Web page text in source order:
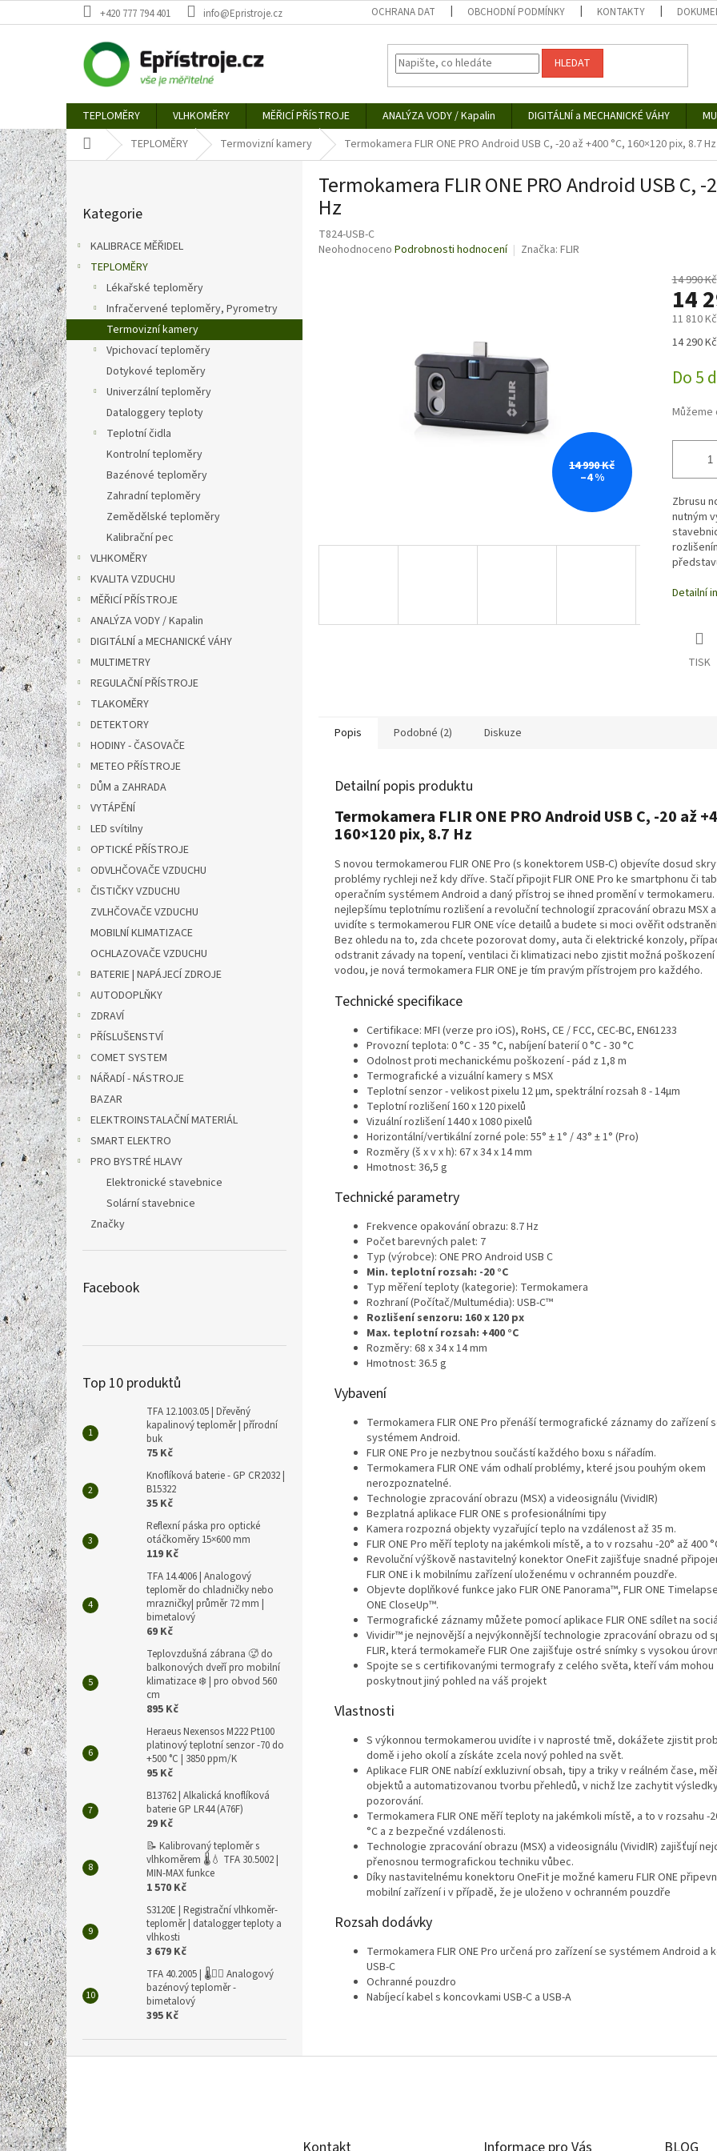
na
+420 777 794 401 info@Epristroje.cz OCHRANA DAT OBCHODNÍ PODMÍNKY KONTAKTY
HLEDAT
TEPLOMĚRY VLHKOMĚRY MĚŘICÍ PŘÍSTROJE ANALÝZA VODY / Kapalin DIGITÁLNÍ a MECHANICKÉ VÁHY
Domů TEPLOMĚRY Termovizní kamery Termokamera FLIR ONE PRO Android USB C, -20 až +400 °C, 160×120 pix, 8.7 Hz
P
o
s
t
r
a
n
n
í
p
a
n
e
l
kategorie
Kategorie
KALIBRACE MĚŘIDEL
TEPLOMĚRY
Lékařské teploměry
Infračervené teploměry, Pyrometry
Termovizní kamery
Vpichovací teploměry
Dotykové teploměry
Univerzální teploměry
Dataloggery teploty
Teplotní čidla
Kontrolní teploměry
Bazénové teploměry
Zahradní teploměry
Zemědělské teploměry
Kalibrační pec
VLHKOMĚRY
KVALITA VZDUCHU
MĚŘICÍ PŘÍSTROJE
ANALÝZA VODY / Kapalin
DIGITÁLNÍ a MECHANICKÉ VÁHY
MULTIMETRY
REGULAČNÍ PŘÍSTROJE
TLAKOMĚRY
DETEKTORY
HODINY - ČASOVAČE
METEO PŘÍSTROJE
DŮM a ZAHRADA
VYTÁPĚNÍ
LED svítilny
OPTICKÉ PŘÍSTROJE
ODVLHČOVAČE VZDUCHU
ČISTIČKY VZDUCHU
ZVLHČOVAČE VZDUCHU
MOBILNÍ KLIMATIZACE
OCHLAZOVAČE VZDUCHU
BATERIE | NAPÁJECÍ ZDROJE
AUTODOPLŇKY
ZDRAVÍ
PŘÍSLUŠENSTVÍ
COMET SYSTEM
NÁŘADÍ - NÁSTROJE
BAZAR
ELEKTROINSTALAČNÍ MATERIÁL
SMART ELEKTRO
PRO BYSTRÉ HLAVY
Elektronické stavebnice
Solární stavebnice
Značky
Facebook
Top 10 produktů
TFA 12.1003.05 | Dřevěný
kapalinový teploměr | přírodní
buk
75 Kč
Knoflíková baterie - GP CR2032 |
B15322
35 Kč
Reflexní páska pro optické
otáčkoměry 15×600 mm
119 Kč
TFA 14.4006 | Analogový
teploměr do chladničky nebo
mrazničky| průměr 72 mm |
bimetalový
69 Kč
Teplovzdušná zábrana 🥵 do
balkonových dveří pro mobilní
klimatizace ❄️ | pro obvod 560
cm
895 Kč
Heraeus Nexensos M222 Pt100
platinový teplotní senzor -70 do
+500 °C | 3850 ppm/K
95 Kč
B13762 | Alkalická knoflíková
baterie GP LR44 (A76F)
29 Kč
📝 Kalibrovaný teploměr s
vlhkoměrem 🌡️💧 TFA 30.5002 |
MIN-MAX funkce
1 570 Kč
S3120E | Registrační vlhkoměr-
teploměr | datalogger teploty a
vlhkosti
3 679 Kč
TFA 40.2005 | 🌡️🏊‍♀️ Analogový
bazénový teploměr -
bimetalový
395 Kč
Termokamera FLIR ONE PRO Android USB C,
Hz
T824-USB-C
Průměrné
Neohodnoceno Podrobnosti hodnocení Značka: FLIR
14 990 Kč
–4 %
14 990 Kč
14
11 810
Měrná
14 290
Do 5
Zbrusu
nutným
Detailní
TISK
Popis Podobné (2) Diskuze
Detailní popis produktu
Termokamera FLIR ONE PRO Android USB C, -20 až
160×120 pix, 8.7 Hz
S novou termokamerou FLIR ONE Pro (s konektorem USB-C) objevíte dosud
problémy rychleji než kdy dříve. Stačí připojit FLIR ONE Pro ke smartphonu či
operačním systémem Android a daný přístroj se ihned promění v termokameru.
nejlepšímu teplotnímu rozlišení a revoluční technologií zpracování obrazu MSX a
uvidíte s termokamerou FLIR ONE více detailů a budete si moci ověřit
Bez ohledu na to, zda chcete pozorovat domy, auta či elektrické konzoly,
odstranit závady na topení, ventilaci či klimatizaci nebo zjistit možná
vodou, je nová termokamera FLIR ONE je tím pravým přístrojem pro každého.
Technické specifikace
Certifikace: MFI (verze pro iOS), RoHS, CE / FCC, CEC-BC, EN61233
Provozní teplota: 0 °C - 35 °C, nabíjení baterií 0 °C - 30 °C
Odolnost proti mechanickému poškození - pád z 1,8 m
Termografické a vizuální kamery s MSX
Teplotní senzor - velikost pixelu 12 μm, spektrální rozsah 8 - 14μm
Teplotní rozlišení 160 x 120 pixelů
Vizuální rozlišení 1440 x 1080 pixelů
Horizontální/vertikální zorné pole: 55° ± 1° / 43° ± 1° (Pro)
Rozměry (š x v x h): 67 x 34 x 14 mm
Hmotnost: 36,5 g
Technické parametry
Frekvence opakování obrazu: 8.7 Hz
Počet barevných palet: 7
Typ (výrobce): ONE PRO Android USB C
Min. teplotní rozsah: -20 °C
Typ měření teploty (kategorie): Termokamera
Rozhraní (Počítač/Multumédia): USB-C™
Rozlišení senzoru: 160 x 120 px
Max. teplotní rozsah: +400 °C
Rozměry: 68 x 34 x 14 mm
Hmotnost: 36.5 g
Vybavení
Termokamera FLIR ONE Pro přenáší termografické záznamy do zařízení
systémem Android.
FLIR ONE Pro je nezbytnou součástí každého boxu s nářadím.
Termokamera FLIR ONE vám odhalí problémy, které jsou pouhým okem
nerozpoznatelné.
Technologie zpracování obrazu (MSX) a videosignálu (VividIR)
Bezplatná aplikace FLIR ONE s profesionálními tipy
Kamera rozpozná objekty vyzařující teplo na vzdálenost až 35 m.
FLIR ONE Pro měří teploty na jakémkoli místě, a to v rozsahu -20° až 400
Revoluční výškově nastavitelný konektor OneFit zajišťuje snadné
FLIR ONE i k mobilnímu zařízení uloženému v ochranném pouzdře.
Objevte doplňkové funkce jako FLIR ONE Panorama™, FLIR ONE
ONE CloseUp™.
Termografické záznamy můžete pomocí aplikace FLIR ONE sdílet na
Vividir™ je nejnovější a nejvýkonnější technologie zpracování obrazu od
FLIR, která termokameře FLIR One zajišťuje ostré snímky s vysokou
Spojte se s certifikovanými termografy z celého světa, kteří vám mohou
poskytnout jiný pohled na váš projekt
Vlastnosti
S výkonnou termokamerou uvidíte i v naprosté tmě, dokážete zjistit
domě i jeho okolí a získáte zcela nový pohled na svět.
Aplikace FLIR ONE nabízí exkluzivní obsah, tipy a triky v reálném čase,
objektů a automatizovanou tvorbu přehledů, v nichž lze zachytit
pozorování.
Termokamera FLIR ONE měří teploty na jakémkoli místě, a to v rozsahu -
°C a z bezpečné vzdálenosti.
Technologie zpracování obrazu (MSX) a videosignálu (VividIR) zajišťují
přenosnou termografickou techniku vůbec.
Díky nastavitelnému konektoru OneFit je možné kameru FLIR ONE
mobilní zařízení i v případě, že je uloženo v ochranném pouzdře
Rozsah dodávky
Termokamera FLIR ONE Pro určená pro zařízení se systémem Android a
USB-C
Ochranné pouzdro
Nabíjecí kabel s koncovkami USB-C a USB-A
Z
á
p
a
t